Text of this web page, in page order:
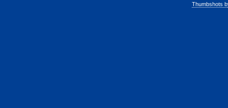
Thumbshots